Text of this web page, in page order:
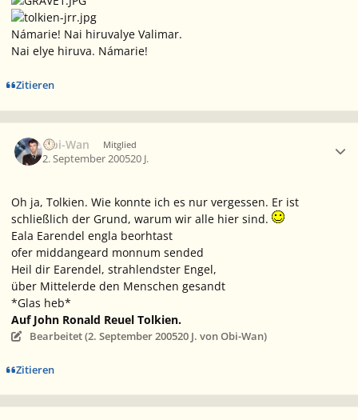
Námarie! Nai hiruvalye Valimar.
Nai elye hiruva. Námarie!
Zitieren
Obi-Wan Mitglied
2. September 200520 J.
Oh ja, Tolkien. Wie konnte ich es nur vergessen. Er ist
schließlich der Grund, warum wir alle hier sind.
Eala Earendel engla beorhtast
ofer middangeard monnum sended
Heil dir Earendel, strahlendster Engel,
über Mittelerde den Menschen gesandt
*Glas heb*
Auf John Ronald Reuel Tolkien.
Bearbeitet (2. September 200520 J. von Obi-Wan)
Zitieren